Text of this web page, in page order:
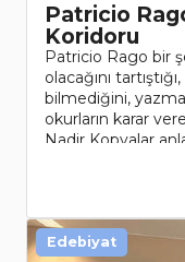
Patricio
Koridoru
Patricio Rago bir
olacağını
bilmediğini,
okurların karar
Nadir Kopyalar
Edebiyat